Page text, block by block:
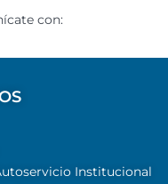
con:
Institucional